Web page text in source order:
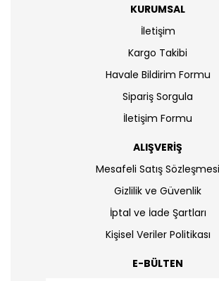
KURUMSAL
İletişim
Kargo Takibi
Havale Bildirim Formu
Sipariş Sorgula
İletişim Formu
ALIŞVERİŞ
Mesafeli Satış Sözleşmesi
Gizlilik ve Güvenlik
İptal ve İade Şartları
Kişisel Veriler Politikası
E-BÜLTEN